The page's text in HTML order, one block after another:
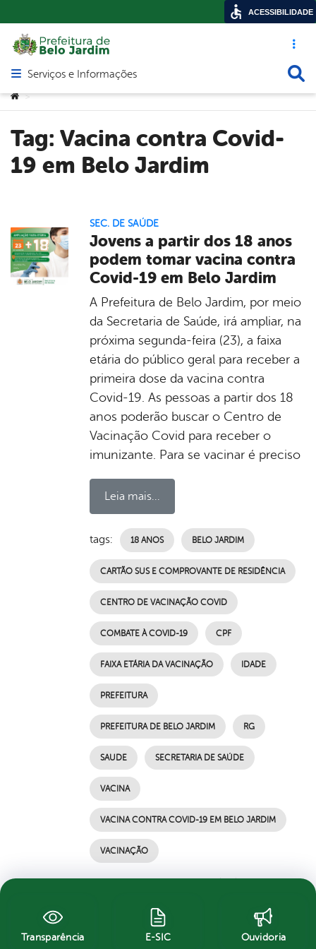
Acesso
Abrir menu principal de navegação
Serviços e Informações
Você está aqui:
>
Tag: Vacina contra Covid-
19 em Belo Jardim
SEC. DE SAÚDE
Jovens a partir dos 18 anos
podem tomar vacina contra
Covid-19 em Belo Jardim
A Prefeitura de Belo Jardim, por meio
da Secretaria de Saúde, irá ampliar, na
próxima segunda-feira (23), a faixa
etária do público geral para receber a
primeira dose da vacina contra
Covid-19. As pessoas a partir dos 18
anos poderão buscar o Centro de
Vacinação Covid para receber o
imunizante. Para se vacinar é preciso
Leia mais...
tags: 18 ANOS BELO JARDIM
CARTÃO SUS E COMPROVANTE DE RESIDÊNCIA
CENTRO DE VACINAÇÃO COVID
COMBATE À COVID-19 CPF
FAIXA ETÁRIA DA VACINAÇÃO IDADE
PREFEITURA
PREFEITURA DE BELO JARDIM RG
SAUDE SECRETARIA DE SAÚDE
VACINA
VACINA CONTRA COVID-19 EM BELO JARDIM
VACINAÇÃO
Transparência E-SIC Ouvidoria
ACESSIBILIDADE